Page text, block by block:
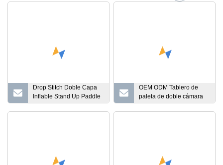
Drop Stitch Doble Capa
Inflable Stand Up Paddle
Board para Surfear en
10'6FT Longitud 30''
OEM ODM Tablero de
paleta de doble cámara
Tabla de surf suave
Deportes acuáticos Stand